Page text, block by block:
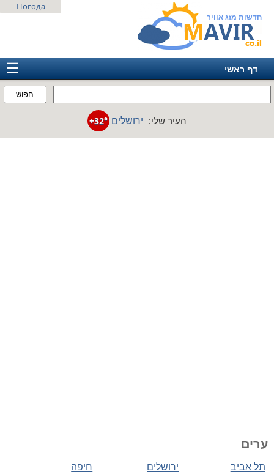
חדשות מזג אוויר
חפוש
Погода
☰
דף ראשי
אמריקה
העיר שלי: ירושלים +32°
ערים
חיפה ירושלים תל אביב